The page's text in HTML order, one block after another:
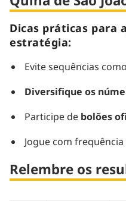
Dicas práticas para
estratégia:
Evite sequências como
Diversifique os
Participe de bolões
Jogue com
Relembre os